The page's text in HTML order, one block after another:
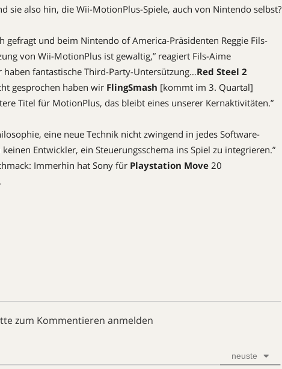
sie also hin, die Wii-MotionPlus-Spiele, auch von Nintendo selbst?
gefragt und beim Nintendo of America-Präsidenten Reggie Fils-
von Wii-MotionPlus ist gewaltig,” reagiert Fils-Aime
haben fantastische Third-Party-Untersützung…Red Steel 2
gesprochen haben wir FlingSmash [kommt im 3. Quartal]
Titel für MotionPlus, das bleibt eines unserer Kernaktivitäten.”
eine neue Technik nicht zwingend in jedes Software-
Entwickler, ein Steuerungsschema ins Spiel zu integrieren.”
Immerhin hat Sony für Playstation Move 20
zum Kommentieren anmelden
neuste